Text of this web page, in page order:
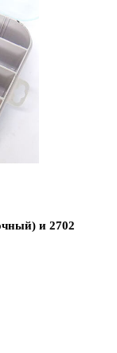
и 2702